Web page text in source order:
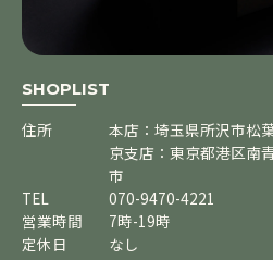
SHOPLIST
住所
本店：埼玉県所沢市松
京支店：東京都港区南
市
TEL
070-9470-4221
営業時間
7時-19時
定休日
なし